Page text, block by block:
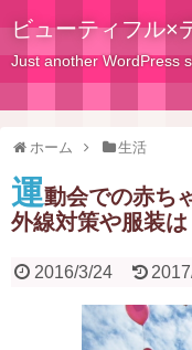
ビューティフル×
Just another WordPress
ホーム 生活
運動会での赤ち
外線対策や服装は
2016/3/24